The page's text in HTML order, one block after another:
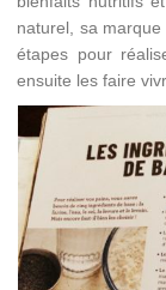
naturel, sa
étapes pour
ensuite les faire